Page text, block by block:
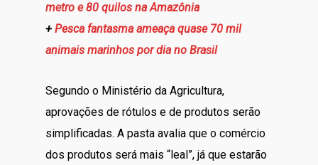
metro e 80 quilos na Amazônia
+ Pesca fantasma ameaça quase 70 mil
animais marinhos por dia no Brasil
Segundo o Ministério da Agricultura,
aprovações de rótulos e de produtos serão
simplificadas. A pasta avalia que o comércio
dos produtos será mais “leal”, já que estarão